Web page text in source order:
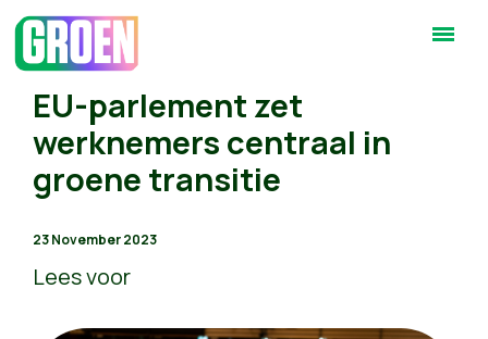
EU-parlement zet
werknemers centraal in
groene transitie
23 November 2023
Lees voor